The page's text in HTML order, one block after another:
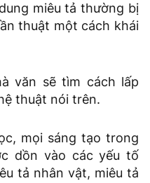
miêu tả thường bị
thuật một cách khái
văn sẽ tìm cách lấp
thuật nói trên.
mọi sáng tạo trong
dồn vào các yếu tố
tả nhân vật, miêu tả